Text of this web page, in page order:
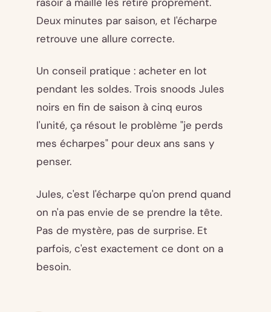
Deux minutes par saison, et l'écharpe
retrouve une allure correcte.
Un conseil pratique : acheter en lot
pendant les soldes. Trois snoods Jules
noirs en fin de saison à cinq euros
l'unité, ça résout le problème "je perds
mes écharpes" pour deux ans sans y
penser.
Jules, c'est l'écharpe qu'on prend quand
on n'a pas envie de se prendre la tête.
Pas de mystère, pas de surprise. Et
parfois, c'est exactement ce dont on a
besoin.